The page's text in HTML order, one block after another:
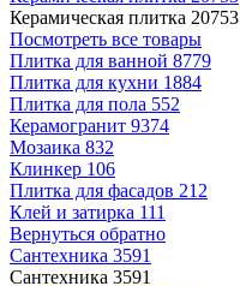
Керамическая плитка 20753
Посмотреть все товары
Плитка для ванной 8779
Плитка для кухни 1884
Плитка для пола 552
Керамогранит 9374
Мозаика 832
Клинкер 106
Плитка для фасадов 212
Клей и затирка 111
Вернуться обратно
Сантехника 3591
Сантехника 3591